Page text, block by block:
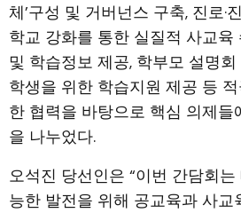
체’구성 및 거버넌스 구축, 진로·
학교 강화를 통한 실질적 사교육
및 학습정보 제공, 학부모 설명
학생을 위한 학습지원 제공 등
한 협력을 바탕으로 핵심 의제들
을 나누었다.
오석진 당선인은 “이번 간담회
능한 발전을 위해 공교육과 사교